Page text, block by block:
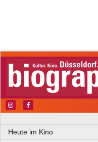
Heute im Kino